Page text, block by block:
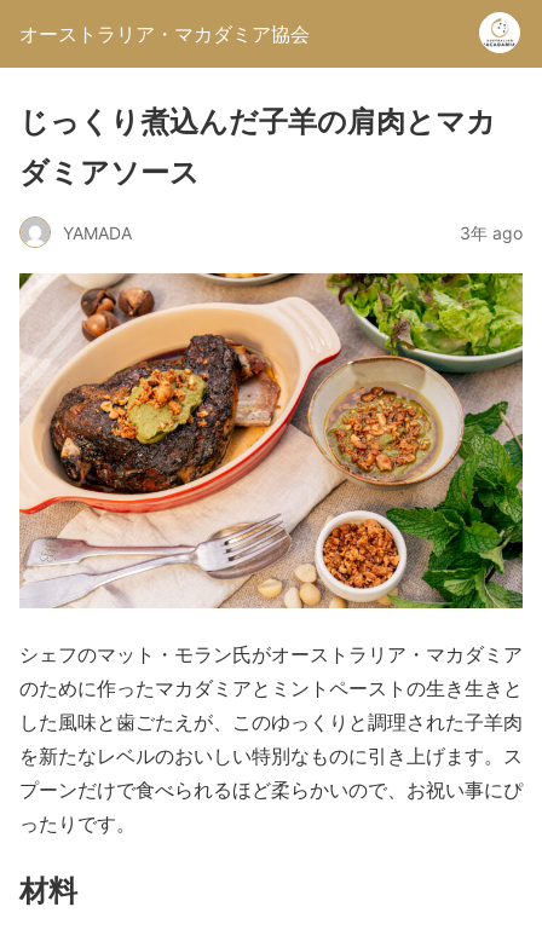
オーストラリア・マカダミア協会
じっくり煮込んだ子羊の肩肉とマカ
ダミアソース
YAMADA 3年 ago
シェフのマット・モラン氏がオーストラリア・マカダミア
のために作ったマカダミアとミントペーストの生き生きと
した風味と歯ごたえが、このゆっくりと調理された子羊肉
を新たなレベルのおいしい特別なものに引き上げます。ス
プーンだけで食べられるほど柔らかいので、お祝い事にぴ
ったりです。
材料